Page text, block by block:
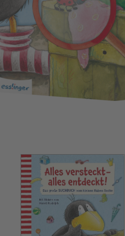
Bild vergrößern